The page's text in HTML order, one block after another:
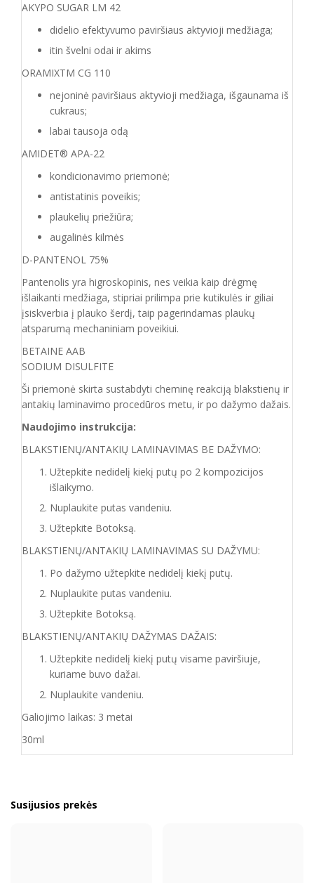
AKYPO SUGAR LM 42
didelio efektyvumo paviršiaus aktyvioji medžiaga;
itin švelni odai ir akims
ORAMIXTM CG 110
nejoninė paviršiaus aktyvioji medžiaga, išgaunama iš
cukraus;
labai tausoja odą
AMIDET®️ APA-22
kondicionavimo priemonė;
antistatinis poveikis;
plaukelių priežiūra;
augalinės kilmės
D-PANTENOL 75%
Pantenolis yra higroskopinis, nes veikia kaip drėgmę
išlaikanti medžiaga, stipriai prilimpa prie kutikulės ir giliai
įsiskverbia į plauko šerdį, taip pagerindamas plaukų
atsparumą mechaniniam poveikiui.
BETAINE AAB
SODIUM DISULFITE
Ši priemonė skirta sustabdyti cheminę reakciją blakstienų ir
antakių laminavimo procedūros metu, ir po dažymo dažais.
Naudojimo instrukcija:
BLAKSTIENŲ/ANTAKIŲ LAMINAVIMAS BE DAŽYMO:
Užtepkite nedidelį kiekį putų po 2 kompozicijos
išlaikymo.
Nuplaukite putas vandeniu.
Užtepkite Botoksą.
BLAKSTIENŲ/ANTAKIŲ LAMINAVIMAS SU DAŽYMU:
Po dažymo užtepkite nedidelį kiekį putų.
Nuplaukite putas vandeniu.
Užtepkite Botoksą.
BLAKSTIENŲ/ANTAKIŲ DAŽYMAS DAŽAIS:
Užtepkite nedidelį kiekį putų visame paviršiuje,
kuriame buvo dažai.
Nuplaukite vandeniu.
Galiojimo laikas: 3 metai
30ml
Susijusios prekės